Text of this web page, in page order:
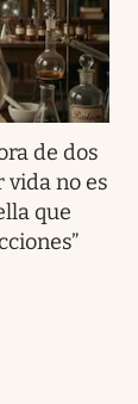
de dos
vida no es
que